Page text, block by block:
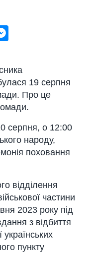
19 серпня
Про це
серпня, о 12:00
народу,
поховання
відділення
частини
2023 року під
з відбиття
пункту